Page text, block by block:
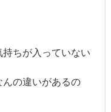
ちが入っていない
の違いがあるの